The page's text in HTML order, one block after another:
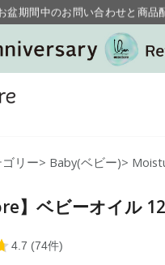
盆期間中のお問い合わせと商品
にポイントが貯まる！ “月のポイ
ゴリー> Baby(ベビー)>
】ベビーオイル